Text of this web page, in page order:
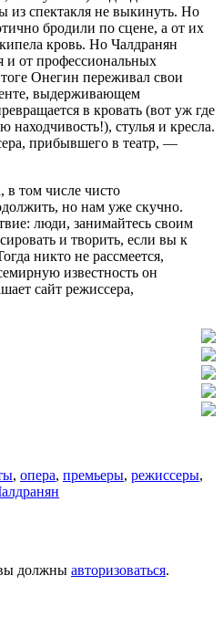
из спектакля не выкинуть. Но
бродили по сцене, а от их
кровь. Но Чалдранян
и от профессиональных
Онегин переживал свои
выдерживающем
в кровать (вот уж где
находчивость!), стулья и кресла.
прибывшего в театр, —
в том числе чисто
но нам уже скучно.
люди, занимайтесь своим
и творить, если вы к
никто не рассмеется,
известность он
сайт режиссера,
, опера, премьеры, режиссеры,
должны авторизоваться.